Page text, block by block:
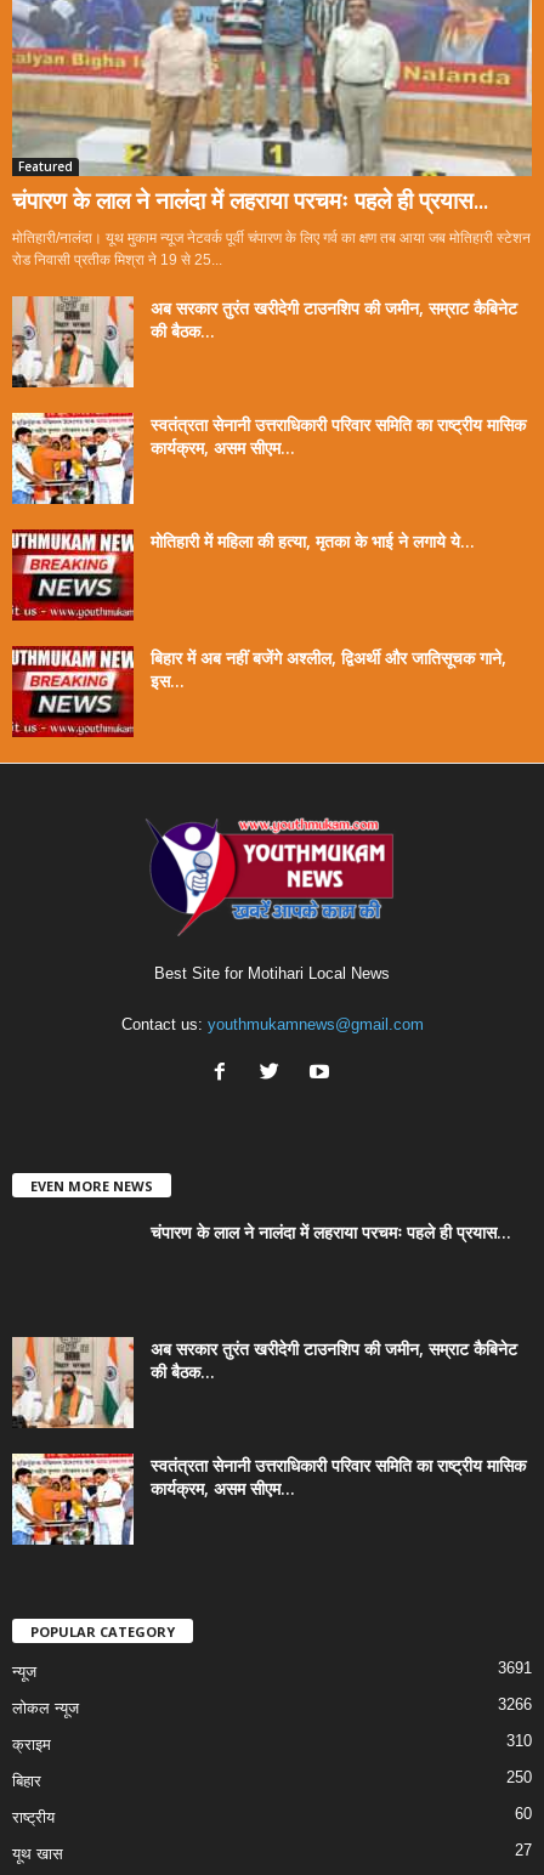
Featured
चंपारण के लाल ने नालंदा में लहराया परचमः पहले ही प्रयास...
मोतिहारी/नालंदा। यूथ मुकाम न्यूज नेटवर्क पूर्वी चंपारण के लिए गर्व का क्षण तब आया जब मोतिहारी स्टेशन
रोड निवासी प्रतीक मिश्रा ने 19 से 25...
अब सरकार तुरंत खरीदेगी टाउनशिप की जमीन, सम्राट कैबिनेट
की बैठक...
स्वतंत्रता सेनानी उत्तराधिकारी परिवार समिति का राष्ट्रीय मासिक
कार्यक्रम, असम सीएम...
मोतिहारी में महिला की हत्या, मृतका के भाई ने लगाये ये...
बिहार में अब नहीं बजेंगे अश्लील, द्विअर्थी और जातिसूचक गाने,
इस...
Best Site for Motihari Local News
Contact us: youthmukamnews@gmail.com
EVEN MORE NEWS
चंपारण के लाल ने नालंदा में लहराया परचमः पहले ही प्रयास...
अब सरकार तुरंत खरीदेगी टाउनशिप की जमीन, सम्राट कैबिनेट
की बैठक...
स्वतंत्रता सेनानी उत्तराधिकारी परिवार समिति का राष्ट्रीय मासिक
कार्यक्रम, असम सीएम...
POPULAR CATEGORY
न्यूज 3691
लोकल न्यूज 3266
क्राइम 310
बिहार 250
राष्ट्रीय 60
यूथ खास 27